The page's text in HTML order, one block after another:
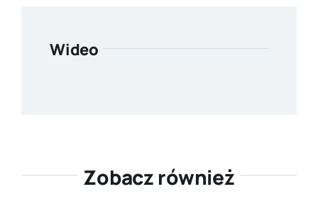
Wideo
Zobacz również